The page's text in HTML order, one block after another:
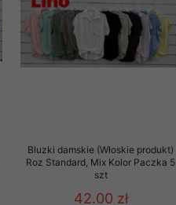
Bluzki damskie (Włoskie produkt)
Roz Standard, Mix Kolor Paczka 5
szt
42.00 zł